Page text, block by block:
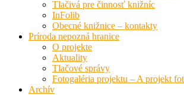
Tlačivá pre činnosť knižníc
InFolib
Obecné knižnice – kontakty
Príroda nepozná hranice
O projekte
Aktuality
Tlačové správy
Fotogaléria projektu – A projekt
Archív